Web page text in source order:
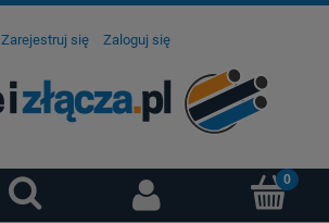
Zarejestruj się Zaloguj się